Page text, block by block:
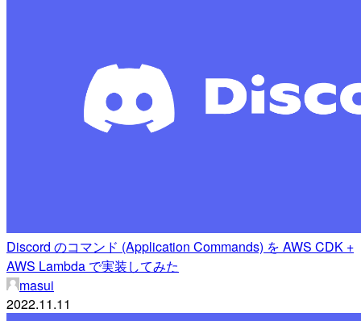
Discord のコマンド (Application Commands) を AWS CDK +
AWS Lambda で実装してみた
masui
2022.11.11